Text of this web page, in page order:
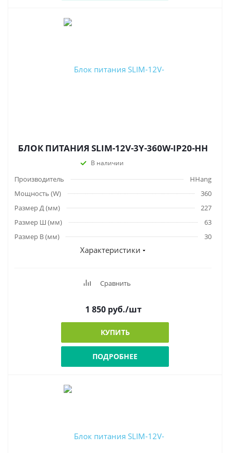
БЛОК ПИТАНИЯ SLIM-12V-3Y-360W-IP20-HH
В наличии
Производитель
HHang
Мощность (W)
360
Размер Д (мм)
227
Размер Ш (мм)
63
Размер В (мм)
30
Характеристики
Сравнить
1 850руб./шт
КУПИТЬ
ПОДРОБНЕЕ